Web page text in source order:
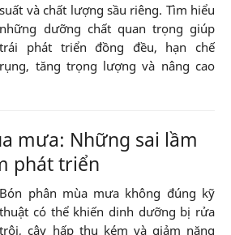
suất và chất lượng sầu riêng. Tìm hiểu
những dưỡng chất quan trọng giúp
trái phát triển đồng đều, hạn chế
rụng, tăng trọng lượng và nâng cao
mưa: Những sai lầm
phát triển
Bón phân mùa mưa không đúng kỹ
thuật có thể khiến dinh dưỡng bị rửa
trôi, cây hấp thu kém và giảm năng